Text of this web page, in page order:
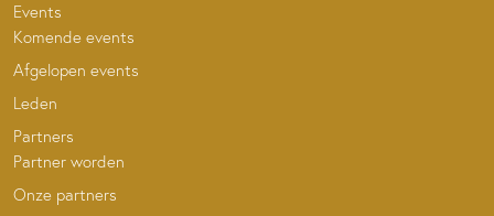
Events
Komende events
Afgelopen events
Leden
Partners
Partner worden
Onze partners